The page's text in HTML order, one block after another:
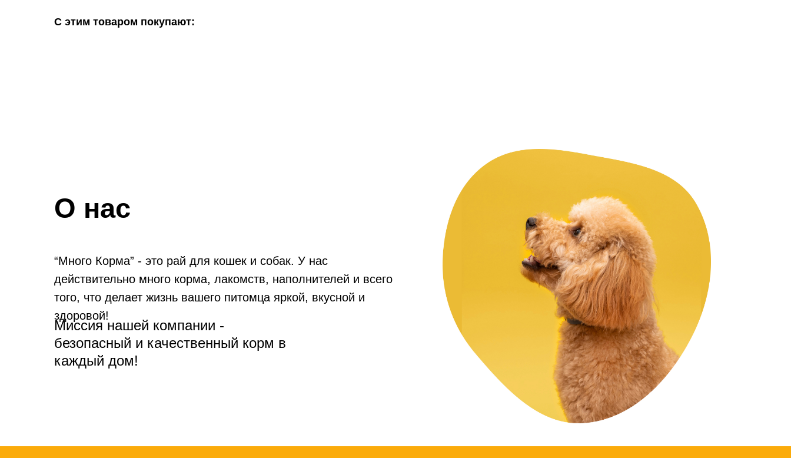
С этим товаром покупают:
“Много Корма” - это рай для кошек и собак. У нас
действительно много корма, лакомств, наполнителей и всего
того, что делает жизнь вашего питомца яркой, вкусной и
здоровой!
Миссия нашей компании -
безопасный и качественный корм в
каждый дом!
О нас